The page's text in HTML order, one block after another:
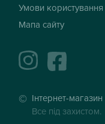
Умови користування
Мапа сайту
instagramfacebook
Інтернет-
Все під захистом.